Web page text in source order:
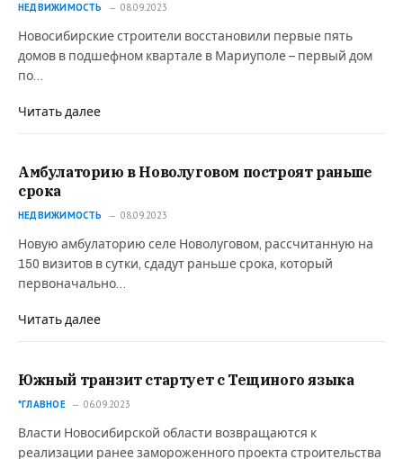
НЕДВИЖИМОСТЬ 08.09.2023
Новосибирские строители восстановили первые пять
домов в подшефном квартале в Мариуполе – первый дом
по…
Читать далее
Амбулаторию в Новолуговом построят раньше
срока
НЕДВИЖИМОСТЬ 08.09.2023
Новую амбулаторию селе Новолуговом, рассчитанную на
150 визитов в сутки, сдадут раньше срока, который
первоначально…
Читать далее
Южный транзит стартует с Тещиного языка
*ГЛАВНОЕ 06.09.2023
Власти Новосибирской области возвращаются к
реализации ранее замороженного проекта строительства